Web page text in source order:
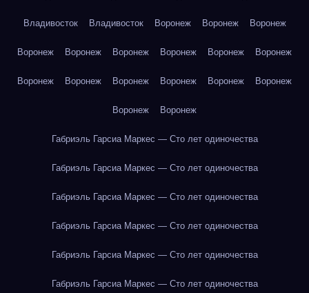
Владивосток Владивосток Воронеж Воронеж Воронеж
Воронеж Воронеж Воронеж Воронеж Воронеж Воронеж
Воронеж Воронеж Воронеж Воронеж Воронеж Воронеж
Воронеж Воронеж
Габриэль Гарсиа Маркес — Сто лет одиночества
Габриэль Гарсиа Маркес — Сто лет одиночества
Габриэль Гарсиа Маркес — Сто лет одиночества
Габриэль Гарсиа Маркес — Сто лет одиночества
Габриэль Гарсиа Маркес — Сто лет одиночества
Габриэль Гарсиа Маркес — Сто лет одиночества